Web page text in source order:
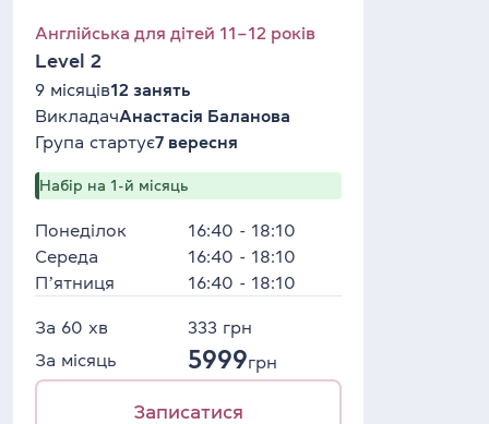
Англійська для дітей 11–12 років
Level 2
9 місяців12 занять
ВикладачАнастасія Баланова
Група стартує7 вересня
Набір на 1-й місяць
Понеділок
16:40 - 18:10
Середа
16:40 - 18:10
Пʼятниця
16:40 - 18:10
За 60 хв 333 грн
За місяць
5999грн
Записатися